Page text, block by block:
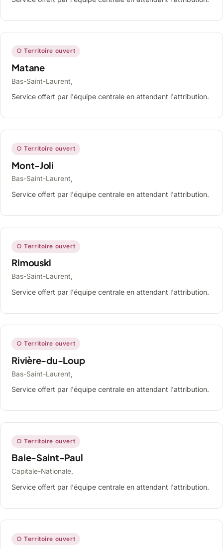
○ Territoire ouvert
Matane
Bas-Saint-Laurent,
Service offert par l'équipe centrale en attendant l'attribution.
○ Territoire ouvert
Mont-Joli
Bas-Saint-Laurent,
Service offert par l'équipe centrale en attendant l'attribution.
○ Territoire ouvert
Rimouski
Bas-Saint-Laurent,
Service offert par l'équipe centrale en attendant l'attribution.
○ Territoire ouvert
Rivière-du-Loup
Bas-Saint-Laurent,
Service offert par l'équipe centrale en attendant l'attribution.
○ Territoire ouvert
Baie-Saint-Paul
Capitale-Nationale,
Service offert par l'équipe centrale en attendant l'attribution.
○ Territoire ouvert